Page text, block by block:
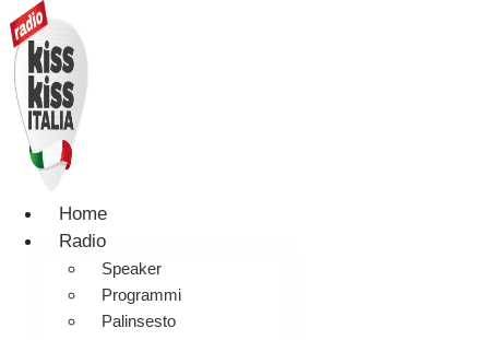
Home
Radio
Speaker
Programmi
Palinsesto